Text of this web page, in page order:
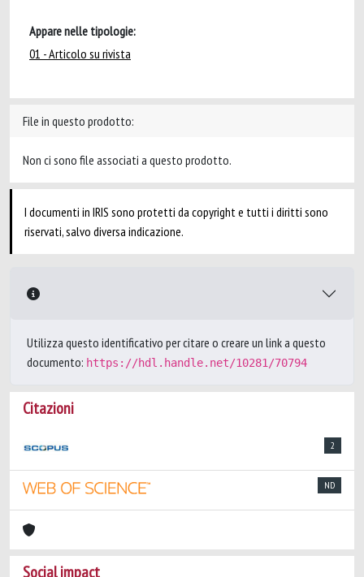
Appare nelle tipologie:
01 - Articolo su rivista
File in questo prodotto:
Non ci sono file associati a questo prodotto.
I documenti in IRIS sono protetti da copyright e tutti i diritti sono
riservati, salvo diversa indicazione.
Utilizza questo identificativo per citare o creare un link a questo
documento: https://hdl.handle.net/10281/70794
Citazioni
2
ND
Social impact